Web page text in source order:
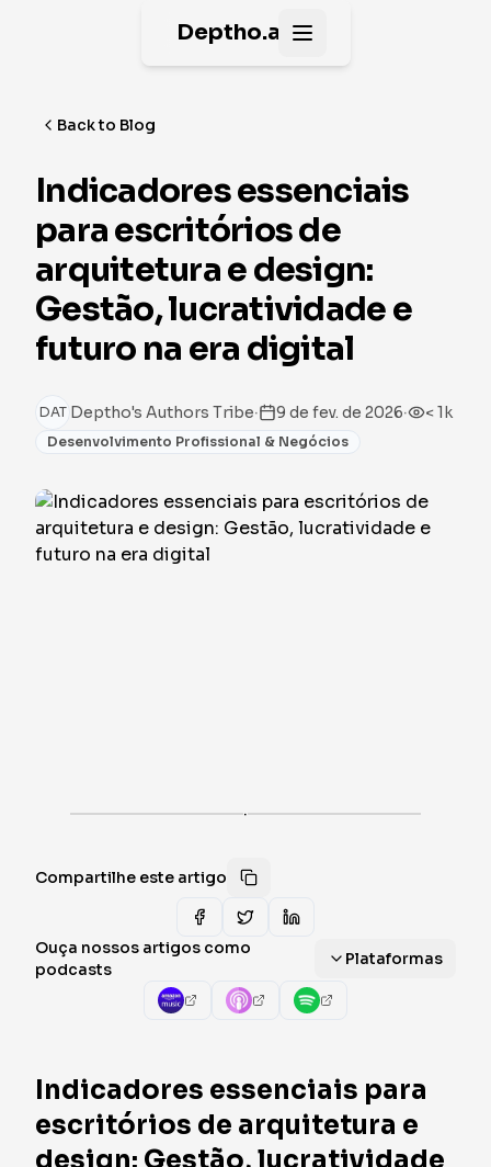
Deptho.ai Open main menu
Back to Blog
Indicadores essenciais
para escritórios de
arquitetura e design:
Gestão, lucratividade e
futuro na era digital
DAT Deptho's Authors Tribe· 9 de fev. de 2026· < 1k
Desenvolvimento Profissional & Negócios
·
Compartilhe este artigo
Ouça nossos artigos como
podcasts
Plataformas
Indicadores essenciais para
escritórios de arquitetura e
design: Gestão, lucratividade